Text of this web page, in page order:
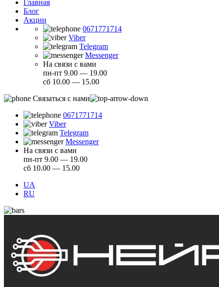
Главная
Блог
Акции
0671771714
Viber
Telegram
Messenger
На связи с вами
пн-пт 9.00 — 19.00
сб 10.00 — 15.00
Связаться с нами
0671771714
Viber
Telegram
Messenger
На связи с вами
пн-пт 9.00 — 19.00
сб 10.00 — 15.00
UA
RU